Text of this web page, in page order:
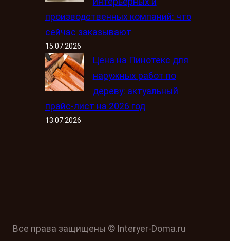
производственных компаний: что
сейчас заказывают
15.07.2026
Цена на Пинотекс для
наружных работ по
дереву: актуальный
прайс-лист на 2026 год
13.07.2026
Все права защищены © Interyer-Doma.ru